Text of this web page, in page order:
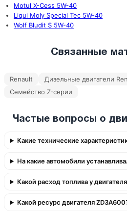
Motul X-Cess 5W-40
Liqui Moly Special Tec 5W-40
Wolf Bludit S 5W-40
Связанные
Renault
Дизельные двигатели
Семейство Z-серии
Частые вопросы о
Какие технические
На какие автомобили
Какой расход топлива у
Какой ресурс двигателя